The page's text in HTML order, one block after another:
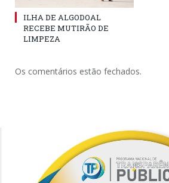
ILHA DE ALGODOAL
RECEBE MUTIRÃO DE
LIMPEZA
Os comentários estão fechados.